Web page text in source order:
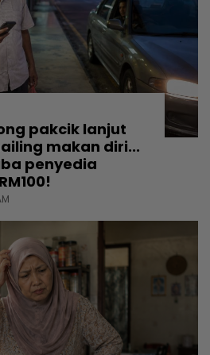
pakcik lanjut
makan diri...
penyedia